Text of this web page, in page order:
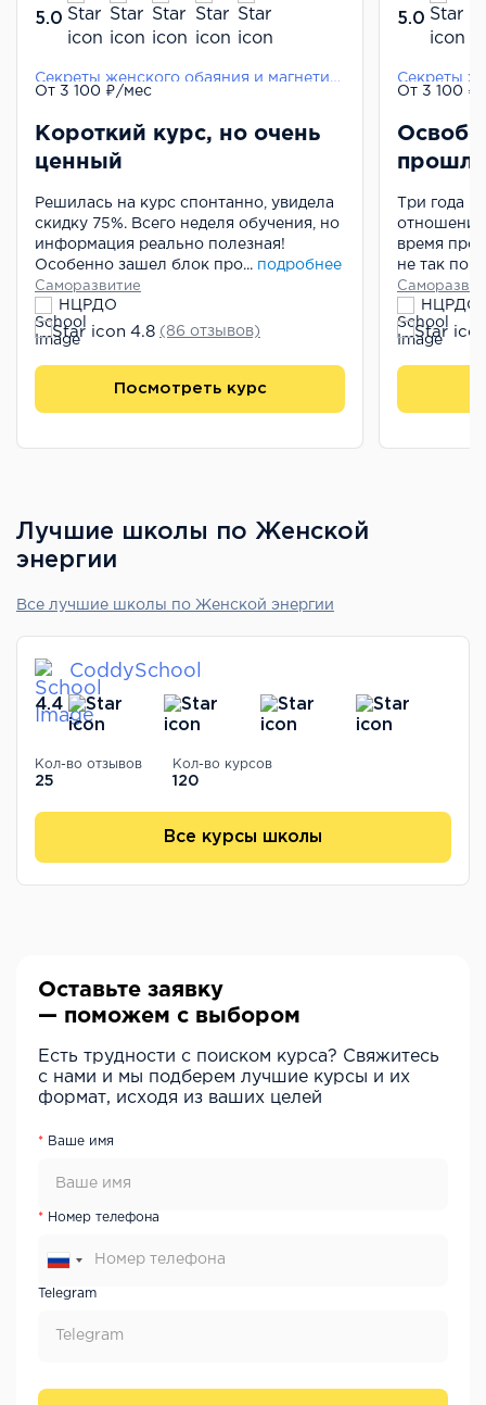
5.0
Секреты женского обаяния и магнетизма
От 3 100 ₽/мес
Короткий курс, но очень
ценный
Решилась на курс спонтанно, увидела
скидку 75%. Всего неделя обучения, но
информация реально полезная!
Особенно зашел блок про... подробнее
Саморазвитие
НЦРДО
4.8 (86 отзывов)
Посмотреть курс
5.0
От 3 100
Три года
отношения
время
не так
НЦРДО
Лучшие школы по Женской
энергии
Все лучшие школы по Женской энергии
CoddySchool
4.4
Кол-во отзывов
25
Кол-во курсов
120
Все курсы школы
Оставьте заявку
— поможем с выбором
Есть трудности с поиском курса? Свяжитесь
с нами и мы подберем лучшие курсы и их
формат, исходя из ваших целей
Ваше имя
Номер телефона
Telegram